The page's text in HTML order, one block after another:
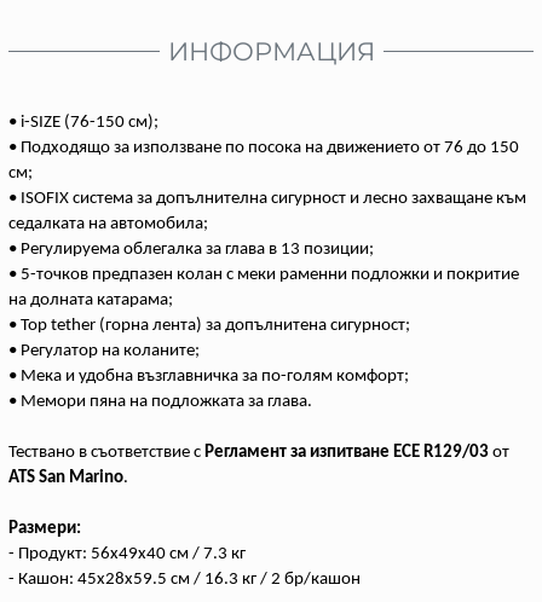
ИНФОРМАЦИЯ
• i-SIZE (76-150 см);
• Подходящо за използване по посока на движението от 76 до 150
см;
• ISOFIX система за допълнителна сигурност и лесно захващане към
седалката на автомобила;
• Регулируема облегалка за глава в 13 позиции;
• 5-точков предпазен колан с меки раменни подложки и покритие
на долната катарама;
• Top tether (горна лента) за допълнитена сигурност;
• Регулатор на коланите;
• Мека и удобна възглавничка за по-голям комфорт;
• Мемори пяна на подложката за глава.
Тествано в съответствие с Регламент за изпитване ECE R129/03 от
ATS San Marino.
Размери:
- Продукт: 56x49x40 см / 7.3 кг
- Кашон: 45x28x59.5 см / 16.3 кг / 2 бр/кашон